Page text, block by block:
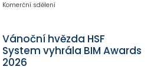
Komerční sdělení
Vánoční hvězda HSF
System vyhrála BIM Awards
2026